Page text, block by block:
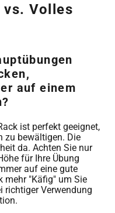
vs. Volles
auf einem
ist perfekt geeignet,
zu bewältigen. Die
da. Achten Sie nur
für Ihre Übung
auf eine gute
mehr "Käfig" um Sie
richtiger Verwendung